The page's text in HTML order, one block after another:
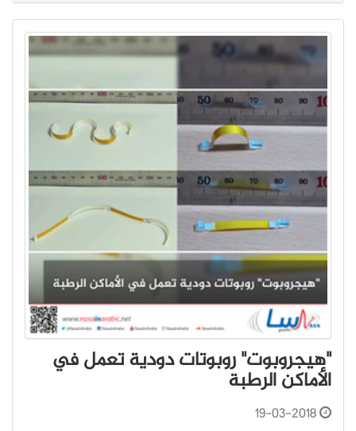
"هيجروبوت" روبوتات دودية تعمل في
الأماكن الرطبة
19-03-2018